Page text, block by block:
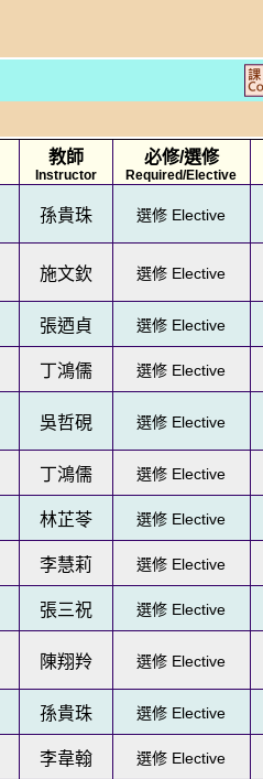
教師
Instructor
必修/選修
Required/Elective
孫貴珠 選修 Elective
施文欽 選修 Elective
張迺貞 選修 Elective
丁鴻儒 選修 Elective
吳哲硯 選修 Elective
丁鴻儒 選修 Elective
林芷苓 選修 Elective
李慧莉 選修 Elective
張三祝 選修 Elective
陳翔羚 選修 Elective
孫貴珠 選修 Elective
李韋翰 選修 Elective